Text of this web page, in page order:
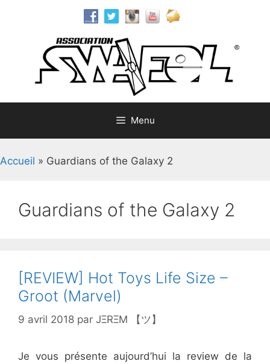
Menu
Accueil » Guardians of the Galaxy 2
Guardians of the Galaxy 2
[REVIEW] Hot Toys Life Size –
Groot (Marvel)
9 avril 2018 par JΞRΞM 【ツ】
Je vous présente aujourd’hui la review de la